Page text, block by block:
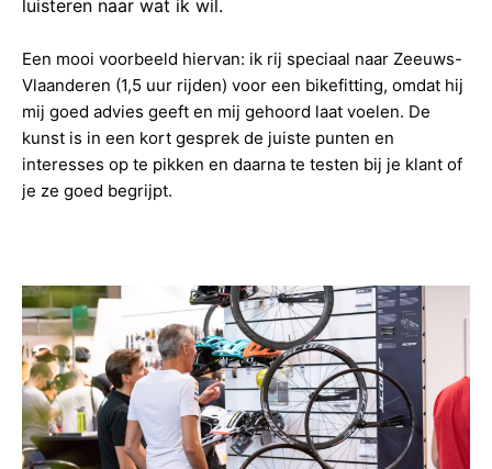
luisteren naar wat ik wil.
Een mooi voorbeeld hiervan: ik rij speciaal naar Zeeuws-
Vlaanderen (1,5 uur rijden) voor een bikefitting, omdat hij
mij goed advies geeft en mij gehoord laat voelen. De
kunst is in een kort gesprek de juiste punten en
interesses op te pikken en daarna te testen bij je klant of
je ze goed begrijpt.